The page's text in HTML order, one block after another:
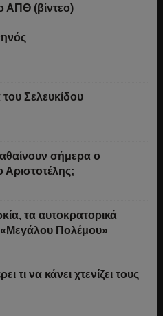
ΑΠΘ (βίντεο)
Σελευκίδου
σήμερα ο
Αριστοτέλης;
τα αυτοκρατορικά
«Μεγάλου Πολέμου»
τι να κάνει χτενίζει τους